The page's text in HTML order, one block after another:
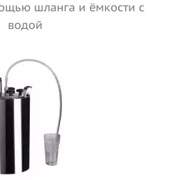
шланга и ёмкости с
водой